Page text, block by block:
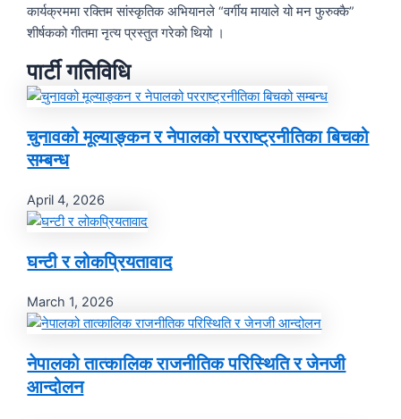
कार्यक्रममा रक्तिम सांस्कृतिक अभियानले “वर्गीय मायाले यो मन फुरुक्कै”
शीर्षकको गीतमा नृत्य प्रस्तुत गरेको थियो ।
पार्टी गतिविधि
चुनावको मूल्याङ्कन र नेपालको परराष्ट्रनीतिका बिचको
सम्बन्ध
April 4, 2026
घन्टी र लोकप्रियतावाद
March 1, 2026
नेपालको तात्कालिक राजनीतिक परिस्थिति र जेनजी
आन्दोलन